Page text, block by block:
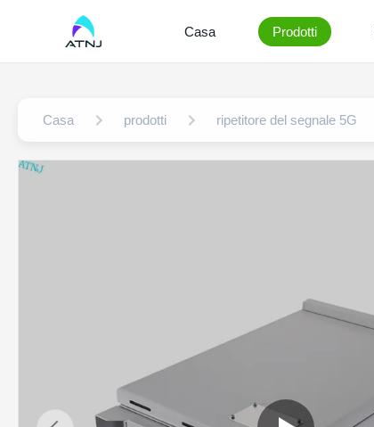
Casa Prodotti
Casa prodotti ripetitore del segnale 5G